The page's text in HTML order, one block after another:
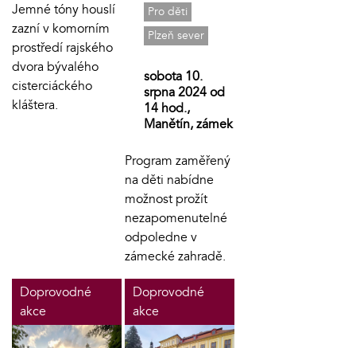
Jemné tóny houslí
zazní v komorním
prostředí rajského
dvora bývalého
cisterciáckého
kláštera.
Pro děti
Plzeň sever
sobota 10.
srpna 2024 od
14 hod.,
Manětín, zámek
Program zaměřený
na děti nabídne
možnost prožít
nezapomenutelné
odpoledne v
zámecké zahradě.
Doprovodné
akce
Doprovodné
akce